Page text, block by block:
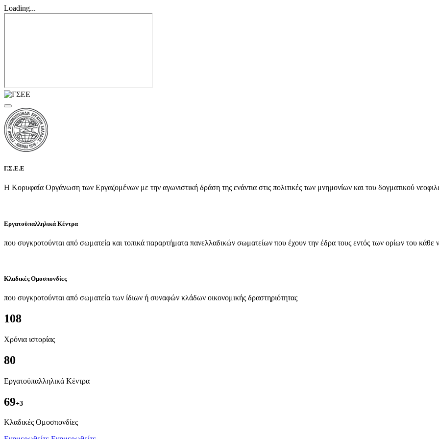
Loading...
Γ.Σ.Ε.Ε
Η Κορυφαία Οργάνωση των Εργαζομένων με την αγωνιστική δράση της ενάντια στις πολιτικές των μνημονίων και του δογματικού
Εργατοϋπαλληλικά Κέντρα
που συγκροτούνται από σωματεία και τοπικά παραρτήματα πανελλαδικών σωματείων που έχουν την έδρα τους εντός των ορίων του κάθε
Κλαδικές Ομοσπονδίες
που συγκροτούνται από σωματεία των ίδιων ή συναφών κλάδων οικονομικής δραστηριότητας
108
Χρόνια ιστορίας
80
Εργατοϋπαλληλικά Κέντρα
69+3
Kλαδικές Ομοσπονδίες